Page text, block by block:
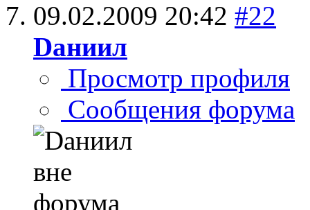
09.02.2009 20:42 #22
Dаниил
Просмотр профиля
Сообщения форума